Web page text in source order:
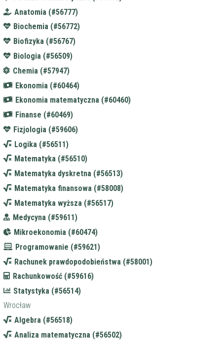
Anatomia (#56777)
Biochemia (#56772)
Biofizyka (#56767)
Biologia (#56509)
Chemia (#57947)
Ekonomia (#60464)
Ekonomia matematyczna (#60460)
Finanse (#60469)
Fizjologia (#59606)
Logika (#56511)
Matematyka (#56510)
Matematyka dyskretna (#56513)
Matematyka finansowa (#58008)
Matematyka wyższa (#56517)
Medycyna (#59611)
Mikroekonomia (#60474)
Programowanie (#59621)
Rachunek prawdopodobieństwa (#58001)
Rachunkowość (#59616)
Statystyka (#56514)
Wrocław
Algebra (#56518)
Analiza matematyczna (#56502)